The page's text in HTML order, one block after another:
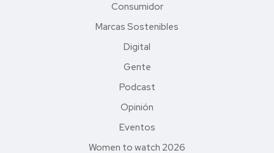
Consumidor
Marcas Sostenibles
Digital
Gente
Podcast
Opinión
Eventos
Women to watch 2026